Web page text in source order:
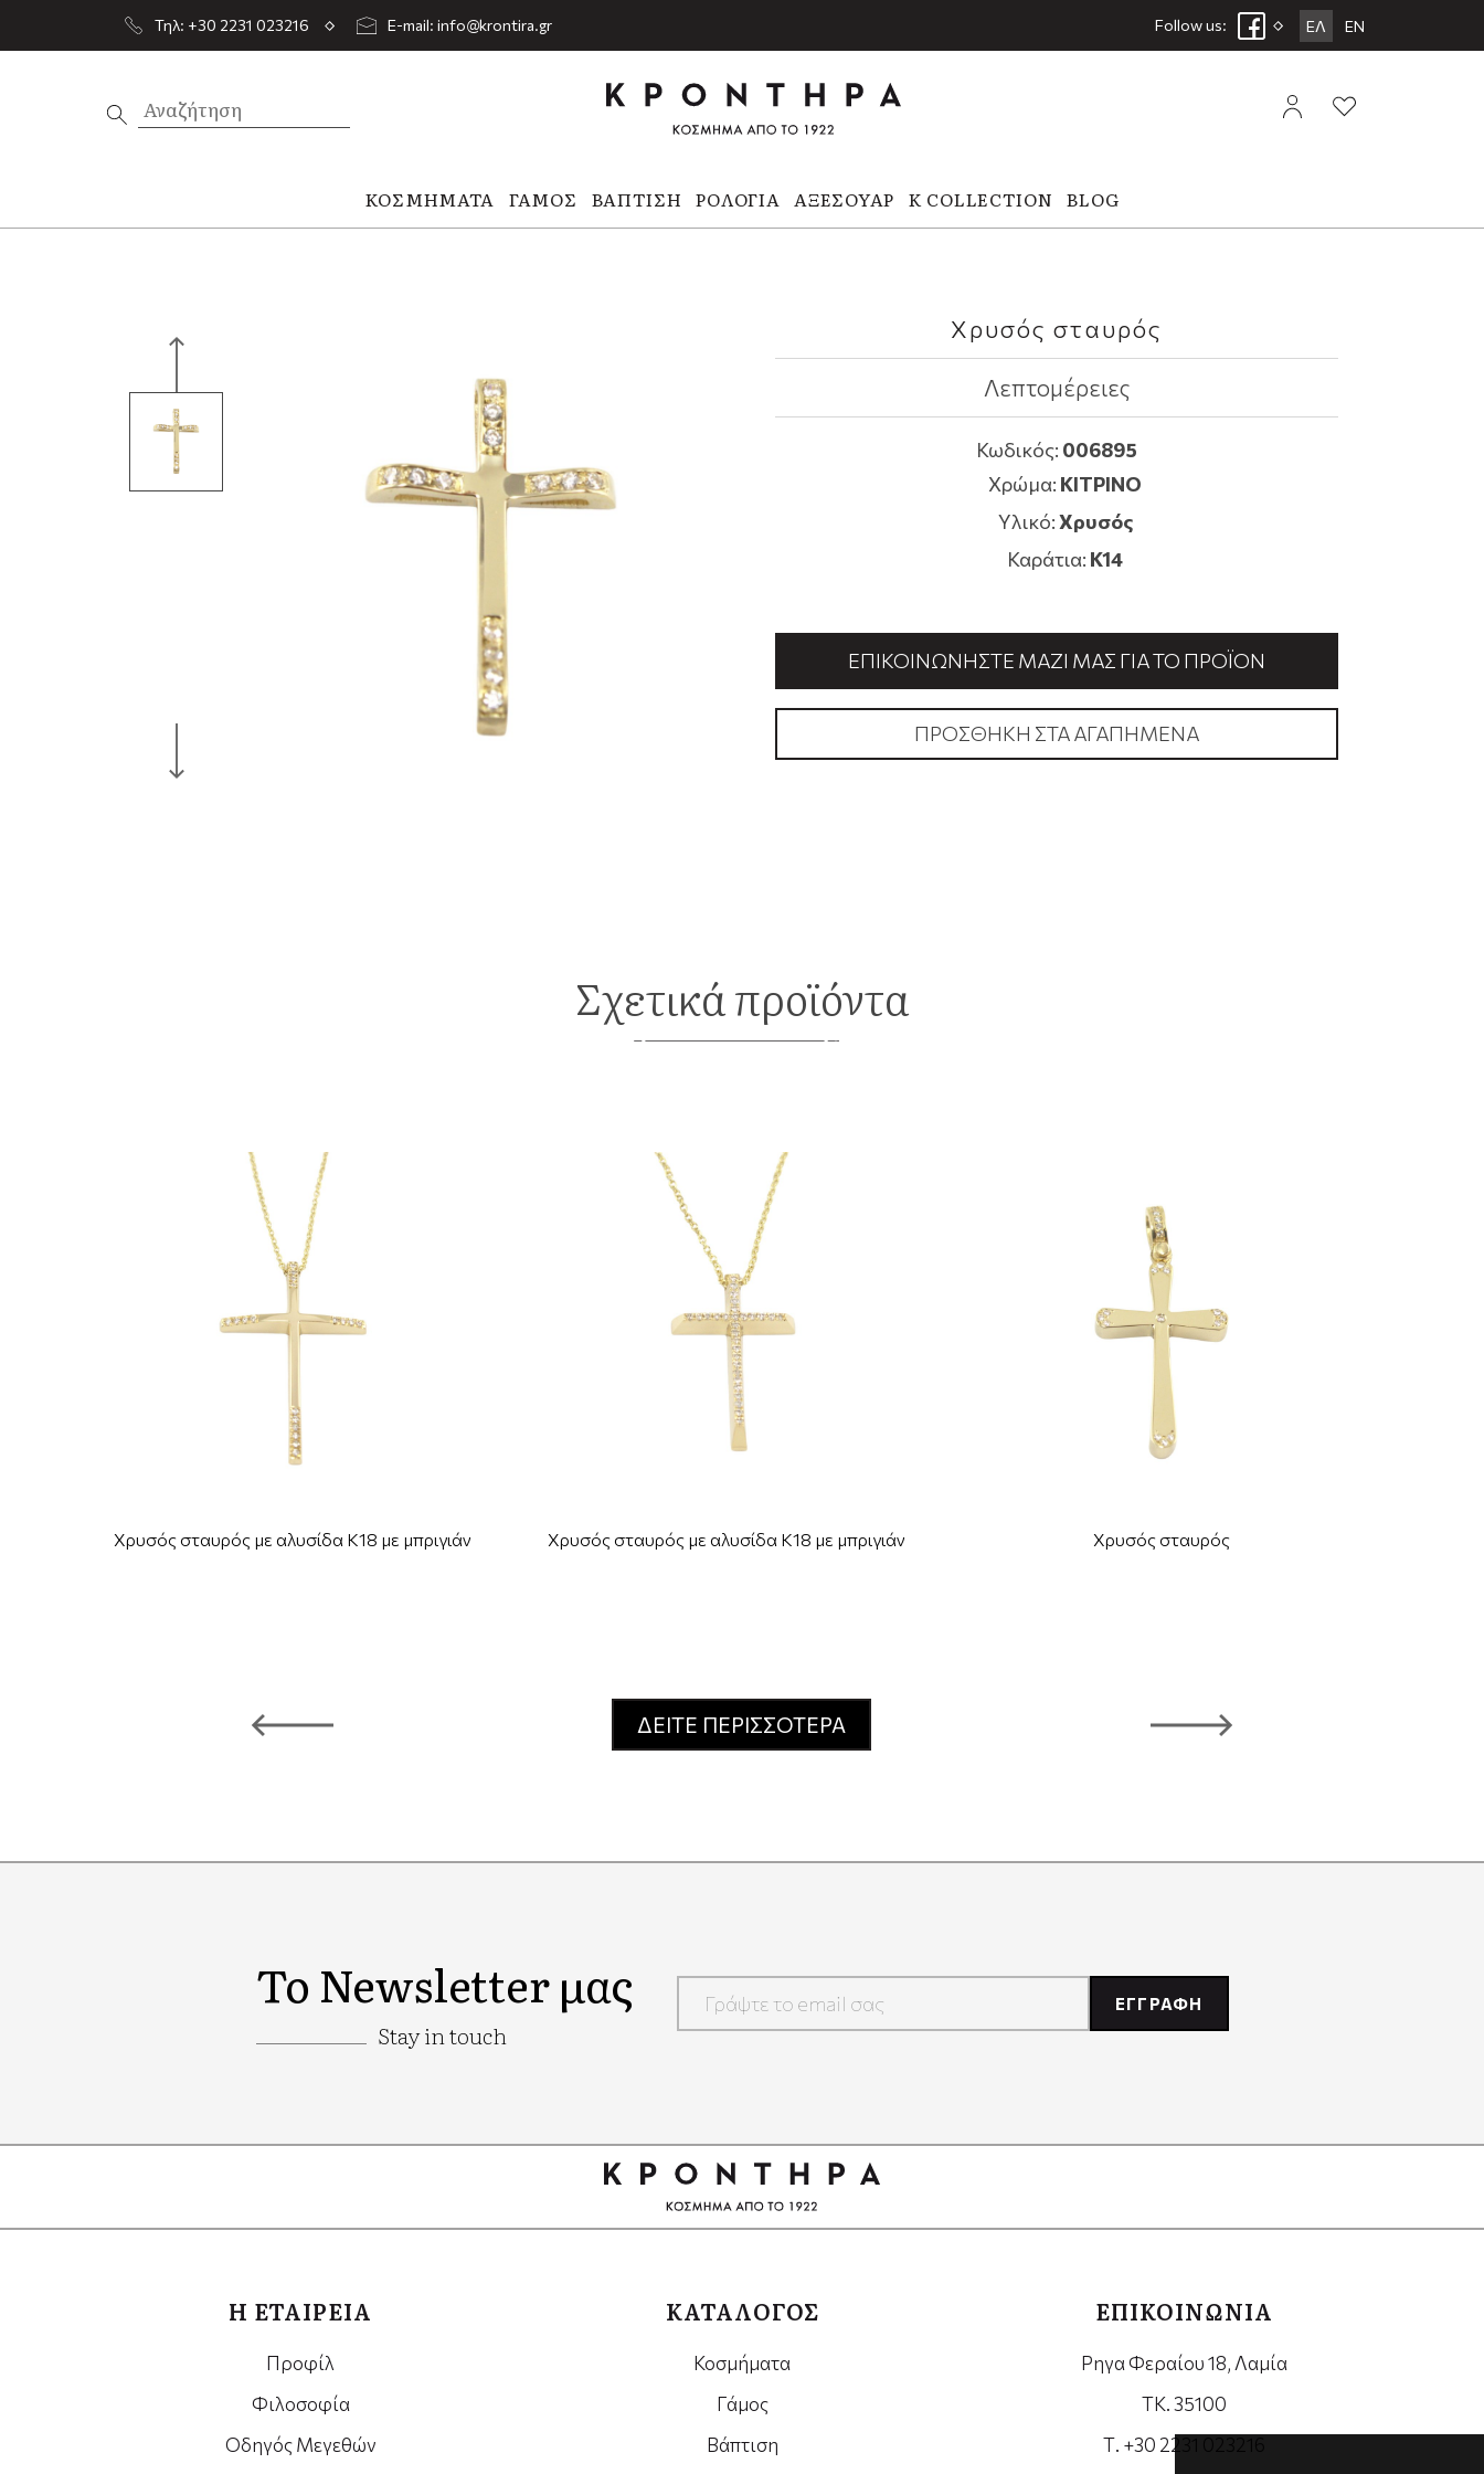
Τηλ: +30 2231 023216 E-mail: info@krontira.gr Follow us: ΕΛ EN
ΚΟΣΜΉΜΑΤΑ ΓΆΜΟΣ ΒΆΠΤΙΣΗ ΡΟΛΌΓΙΑ ΑΞΕΣΟΥΆΡ K COLLECTION BLOG
Χρυσός σταυρός
Λεπτομέρειες
Κωδικός: 006895
Χρώμα: ΚΙΤΡΙΝΟ
Υλικό:Χρυσός
Καράτια: K14
ΕΠΙΚΟΙΝΩΝΉΣΤΕ ΜΑΖΊ ΜΑΣ ΓΙΑ ΤΟ ΠΡΟΪΌΝ
ΠΡΟΣΘΉΚΗ ΣΤΑ ΑΓΑΠΗΜΈΝΑ
Σχετικά προϊόντα
Χρυσός σταυρός με αλυσίδα Κ18 με μπριγιάν Χρυσός σταυρός με αλυσίδα Κ18 με μπριγιάν Χρυσός σταυρός
ΔΕΙΤΕ ΠΕΡΙΣΣΟΤΕΡΑ
Το Newsletter μας
Stay in touch
ΕΓΓΡΑΦΗ
Google
Recaptcha
Η ΕΤΑΙΡΕΙΑ
Προφίλ
Φιλοσοφία
Οδηγός Μεγεθών
ΚΑΤΑΛΟΓΟΣ
Κοσμήματα
Γάμος
Βάπτιση
ΕΠΙΚΟΙΝΩΝΙΑ
Ρηγα Φεραίου 18, Λαμία
ΤΚ. 35100
Τ. +30 2231 023216